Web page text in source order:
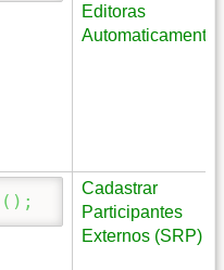
Editoras
Automaticamente
( ) ;
Cadastrar
Participantes
Externos (SRP)